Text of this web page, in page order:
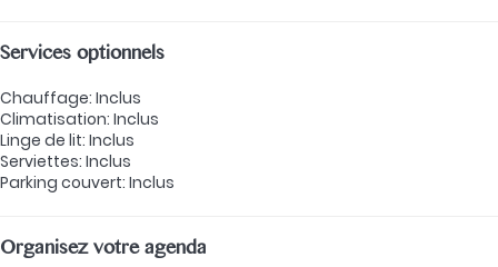
Services optionnels
Chauffage: Inclus
Climatisation: Inclus
Linge de lit: Inclus
Serviettes: Inclus
Parking couvert: Inclus
Organisez votre agenda